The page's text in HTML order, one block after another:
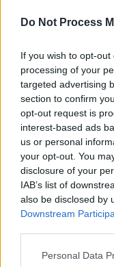
Do Not Process
If you wish to opt-
processing of your
targeted advertising
section to confirm
opt-out request is
interest-based ads
us or personal
your opt-out. You
disclosure of your
IAB’s list of
also be disclosed by
Downstream
Please note that
Personal Data
Ο Δημοσθένης
νοσοκομείο